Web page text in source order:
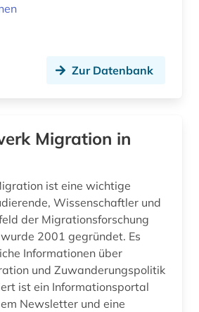
ausschreibung (1)
(1)
autobiografie (2)
autobiografische literatur (3)
außenhandel (3)
Zur Datenbank
Migration in
ist eine wichtige
Wissenschaftler und
der Migrationsforschung
2001 gegründet. Es
Informationen über
und Zuwanderungspolitik
ist ein Informationsportal
Newsletter und eine